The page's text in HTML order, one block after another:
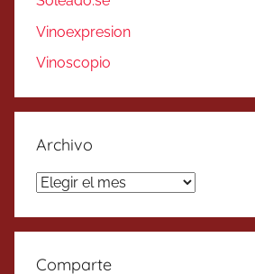
Vinoexpresion
Vinoscopio
Archivo
Archivo
Comparte